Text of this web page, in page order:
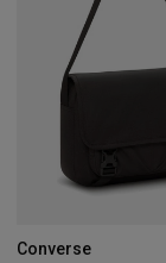
Converse